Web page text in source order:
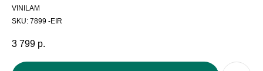
VINILAM
SKU: 7899 -EIR
3 799 р.